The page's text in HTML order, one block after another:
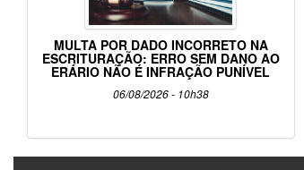
MULTA POR DADO INCORRETO NA
ESCRITURAÇÃO: ERRO SEM DANO AO
ERÁRIO NÃO É INFRAÇÃO PUNÍVEL
06/08/2026 - 10h38